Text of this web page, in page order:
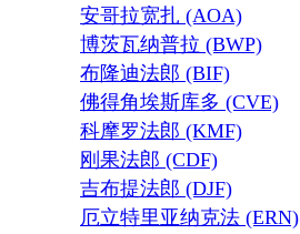
安哥拉宽扎 (AOA)
博茨瓦纳普拉 (BWP)
布隆迪法郎 (BIF)
佛得角埃斯库多 (CVE)
科摩罗法郎 (KMF)
刚果法郎 (CDF)
吉布提法郎 (DJF)
厄立特里亚纳克法 (ERN)